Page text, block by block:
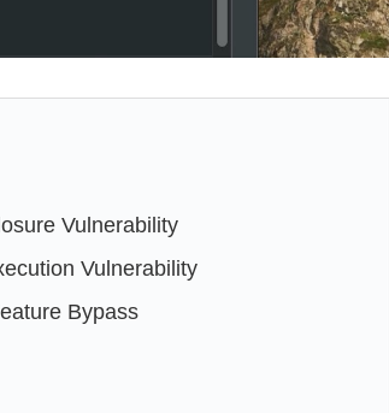
Vulnerability
Vulnerability
Bypass